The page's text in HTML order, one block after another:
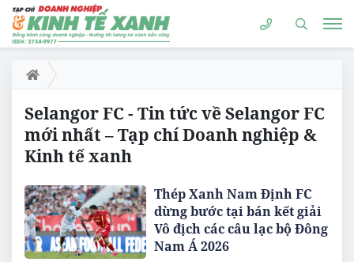
Selangor FC - Tin tức về Selangor FC
mới nhất – Tạp chí Doanh nghiệp &
Kinh tế xanh
Thép Xanh Nam Định FC
dừng bước tại bán kết giải
Vô địch các câu lạc bộ Đông
Nam Á 2026